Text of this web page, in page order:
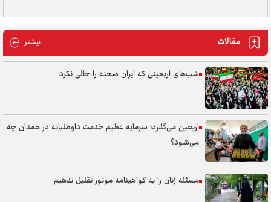
مقالات بیشتر مقالات
شب‌های اربعینی که ایران صحنه را خالی نکرد
اربعین می‌گذرد؛ سرمایه عظیم خدمت داوطلبانه در همدان چه
می‌شود؟
مسئله زنان را به گواهینامه موتور تقلیل ندهیم